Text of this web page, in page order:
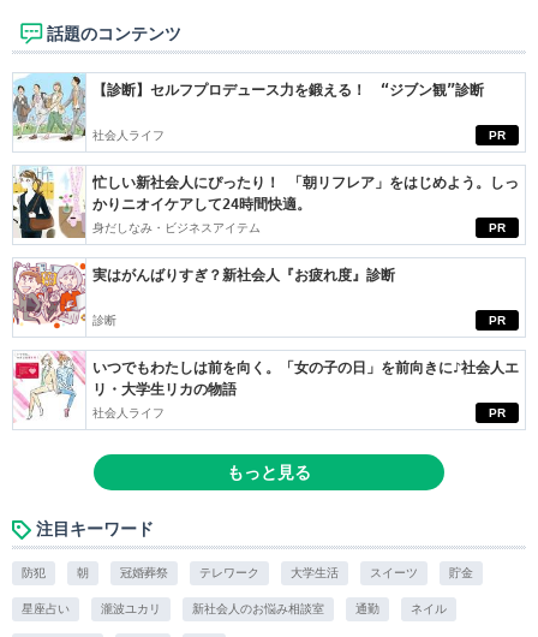
話題のコンテンツ
PR
【診断】セルフプロデュース力を鍛える！ “ジブン観”診断
社会人ライフ
PR
忙しい新社会人にぴったり！ 「朝リフレア」をはじめよう。しっ
かりニオイケアして24時間快適。
身だしなみ・ビジネスアイテム
PR
実はがんばりすぎ？新社会人『お疲れ度』診断
診断
PR
いつでもわたしは前を向く。「女の子の日」を前向きに♪社会人エ
リ・大学生リカの物語
社会人ライフ
もっと見る
注目キーワード
防犯 朝 冠婚葬祭 テレワーク 大学生活 スイーツ 貯金
星座占い 瀧波ユカリ 新社会人のお悩み相談室 通勤 ネイル